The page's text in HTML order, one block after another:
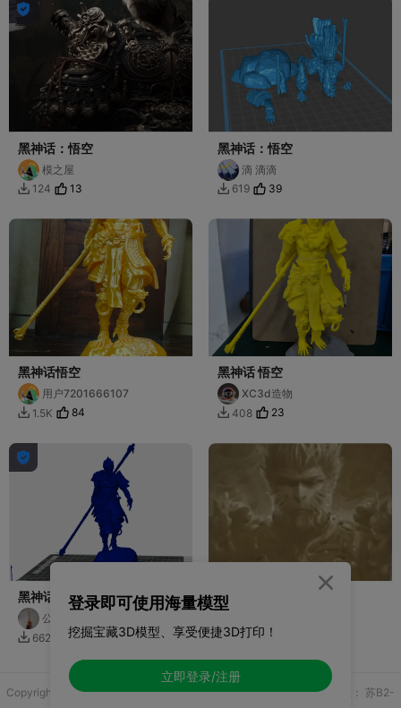

黑神话：悟空
模之屋
 124 13
黑神话：悟空
滴 滴滴
 619 39
黑神话悟空
用户7201666107
 1.5K 84
黑神话 悟空
XC3d造物
 408 23

黑神话 悟空
公路车
 662 32
黑神话-悟空
13 2
Copyright © 2025 无锡控博科技有限公司 版权所有增值电信业务许可证： 苏B2-
登录即可使用海量模型
挖掘宝藏3D模型、享受便捷3D打印！
立即登录/注册
